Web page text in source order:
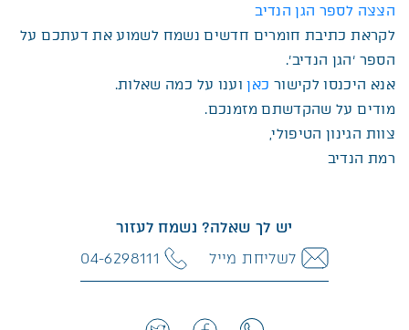
הצצה לספר הגן הנדיב
קובץ מסוג PDF
לקראת כתיבת חומרים חדשים נשמח לשמוע את דעתכם על
הספר ‘הגן הנדיב’.
אנא היכנסו לקישור כאןוענו על כמה שאלות.
מודים על שהקדשתם מזמנכם.
צוות הגינון הטיפולי,
רמת הנדיב
יש לך שאלה? נשמח לעזור
לשליחת מייל
04-6298111